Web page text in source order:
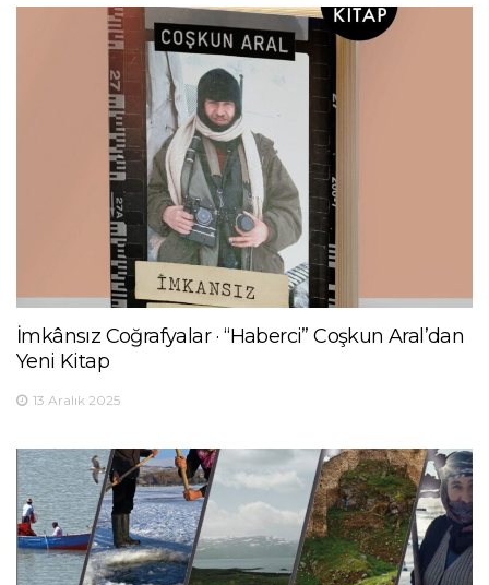
İmkânsız Coğrafyalar · “Haberci” Coşkun Aral’dan
Yeni Kitap
13 Aralık 2025